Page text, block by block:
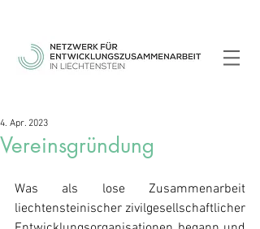
Vereinsgründung
4. Apr. 2023
Was als lose Zusammenarbeit
liechtensteinischer zivilgesellschaftlicher